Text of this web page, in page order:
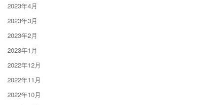
2023年4月
2023年3月
2023年2月
2023年1月
2022年12月
2022年11月
2022年10月